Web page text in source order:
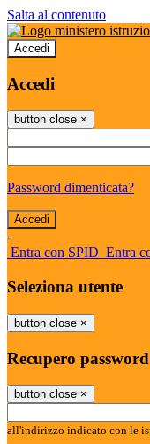
Salta al contenuto
Accedi
Accedi
button close ×
Password dimenticata?
-
Entra con SPID Entra
Seleziona utente
button close ×
Recupero password
button close ×
all'indirizzo indicato con le